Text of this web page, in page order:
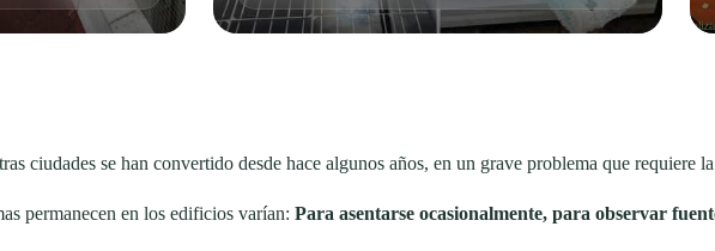
ciudades se han convertido desde hace algunos años, en un grave problema que requiere
permanecen en los edificios varían: Para asentarse ocasionalmente, para observar